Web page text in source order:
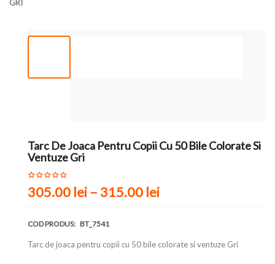
GRI
Tarc De Joaca Pentru Copii Cu 50 Bile Colorate Si
Ventuze Gri
305.00 lei – 315.00 lei
COD PRODUS: BT_7541
Tarc de joaca pentru copii cu 50 bile colorate si ventuze Gri